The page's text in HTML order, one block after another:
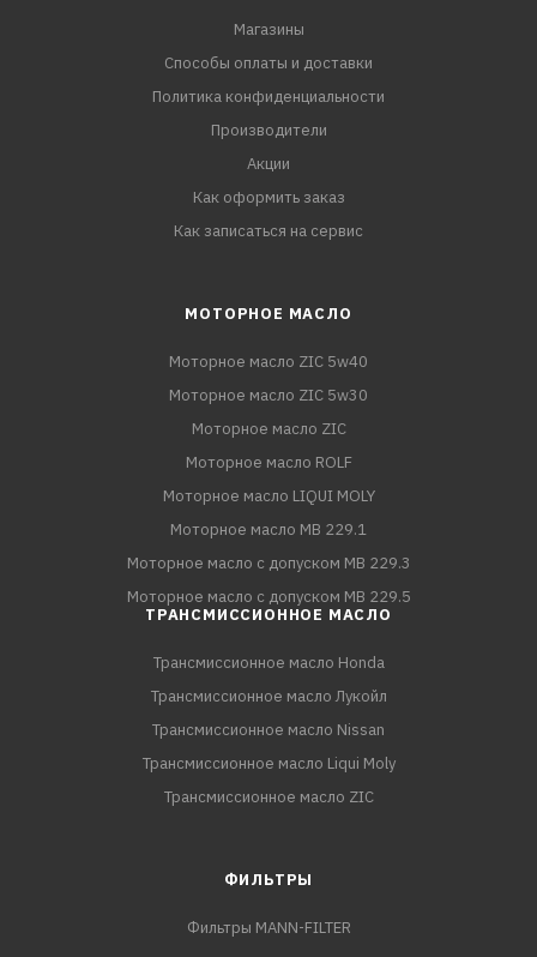
Магазины
Способы оплаты и доставки
Политика конфиденциальности
Производители
Акции
Как оформить заказ
Как записаться на сервис
МОТОРНОЕ МАСЛО
Моторное масло ZIC 5w40
Моторное масло ZIC 5w30
Моторное масло ZIC
Моторное масло ROLF
Моторное масло LIQUI MOLY
Моторное масло MB 229.1
Моторное масло с допуском MB 229.3
Моторное масло с допуском MB 229.5
ТРАНСМИССИОННОЕ МАСЛО
Трансмиссионное масло Honda
Трансмиссионное масло Лукойл
Трансмиссионное масло Nissan
Трансмиссионное масло Liqui Moly
Трансмиссионное масло ZIC
ФИЛЬТРЫ
Фильтры MANN-FILTER